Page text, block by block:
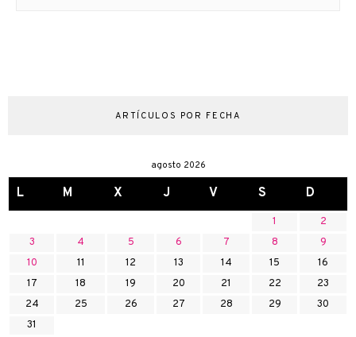
ARTÍCULOS POR FECHA
agosto 2026
L M X J V S D
1
2
3
4 5 6 7 8
9
10
11 12 13 14 15
16
17
18 19 20 21 22
23
24
25 26 27 28 29
30
31